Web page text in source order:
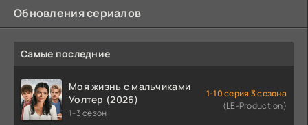
Обновления сериалов
Самые последние
Моя жизнь с мальчиками
Уолтер (2026)
1-3 сезон
1-10 серия 3 сезона
(LE-Production)